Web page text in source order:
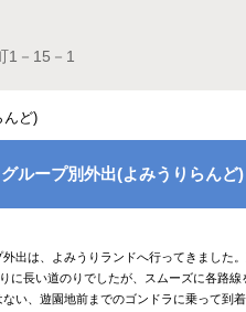
1－15－1
んど)
ループ別外出(よみうりらん
出は、よみうりランドへ行ってきました
に長い道のりでしたが、スムーズに各路
ない、遊園地前までのゴンドラに乗って到